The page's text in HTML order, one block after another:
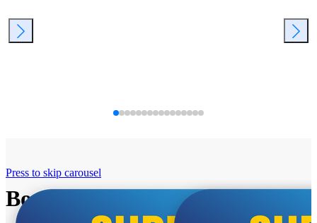
Bosch super cene
Press to skip carousel